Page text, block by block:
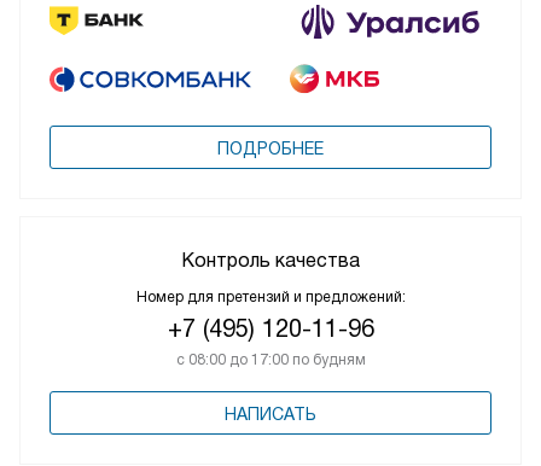
ПОДРОБНЕЕ
Контроль качества
Номер для претензий и предложений:
+7 (495) 120-11-96
с 08:00 до 17:00 по будням
НАПИСАТЬ